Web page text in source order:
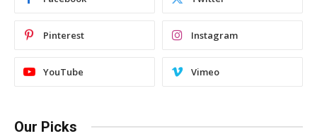
Pinterest Instagram
YouTube Vimeo
Our Picks